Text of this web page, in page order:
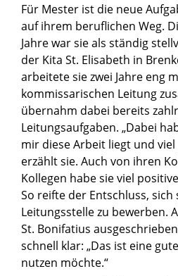
Für Mester ist die neue
auf ihrem beruflichen Weg.
Jahre war sie als ständig
der Kita St. Elisabeth in
arbeitete sie zwei Jahre eng
kommissarischen Leitung
übernahm dabei bereits
Leitungsaufgaben. „Dabei
mir diese Arbeit liegt und viel
erzählt sie. Auch von ihren
Kollegen habe sie viel
So reifte der Entschluss, sich
Leitungsstelle zu bewerben.
St. Bonifatius
schnell klar: „Das ist eine
nutzen möchte.“